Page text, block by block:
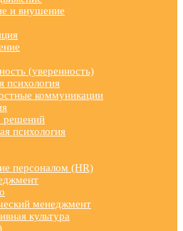
и внушение
(уверенность)
психология
коммуникации
решений
психология
персоналом (HR)
менеджмент
культура